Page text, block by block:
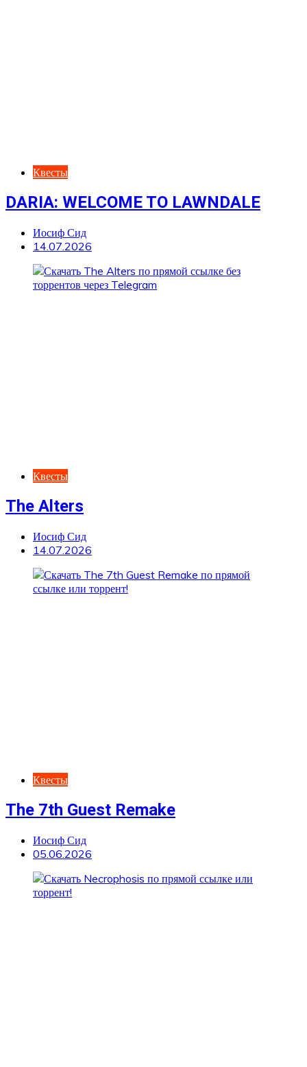
Квесты
DARIA: WELCOME TO LAWNDALE
Иосиф Сид
14.07.2026
Квесты
The Alters
Иосиф Сид
14.07.2026
Квесты
The 7th Guest Remake
Иосиф Сид
05.06.2026